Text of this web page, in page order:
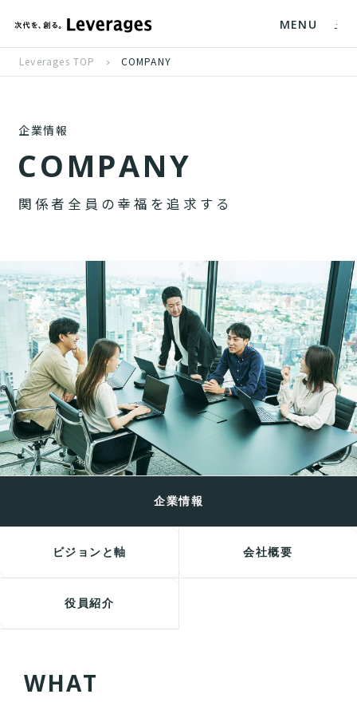
MENU
Leverages TOP COMPANY
企業情報
COMPANY
関 係者 全 員 の 幸 福 を追 求 す る
企業情報
ビジョンと軸 会社概要
役員紹介
WHAT